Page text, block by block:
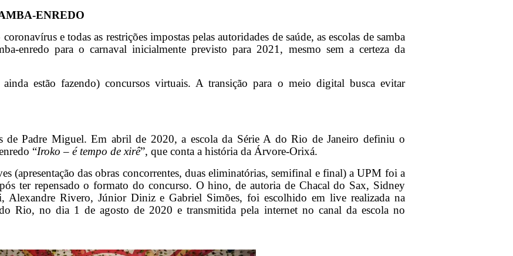
ENREDO
e todas as restrições impostas pelas autoridades de saúde, as escolas de samba
enredo para o carnaval inicialmente previsto para 2021, mesmo sem a certeza da
ainda estão fazendo) concursos virtuais. A transição para o meio digital busca evitar
de Padre Miguel. Em abril de 2020, a escola da Série A do Rio de Janeiro definiu o
“Iroko – é tempo de xirê”, que conta a história da Árvore-Orixá.
(apresentação das obras concorrentes, duas eliminatórias, semifinal e final) a UPM foi a
ter repensado o formato do concurso. O hino, de autoria de Chacal do Sax, Sidney
Alexandre Rivero, Júnior Diniz e Gabriel Simões, foi escolhido em live realizada na
Rio, no dia 1 de agosto de 2020 e transmitida pela internet no canal da escola no